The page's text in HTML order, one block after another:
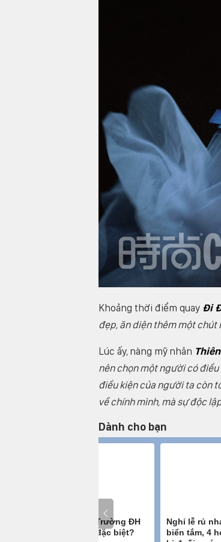
Khoảng thời điểm quay Đi
đẹp, ăn diện thêm một
Lúc ấy, nàng mỹ nhân
nên chọn một người có
điều kiện của người ta còn
về chính mình, mà sự độc
Dành cho bạn